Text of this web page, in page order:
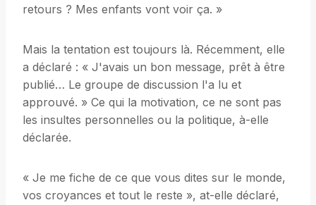
retours ? Mes enfants vont voir ça. »
Mais la tentation est toujours là. Récemment, elle
a déclaré : « J'avais un bon message, prêt à être
publié… Le groupe de discussion l'a lu et
approuvé. » Ce qui la motivation, ce ne sont pas
les insultes personnelles ou la politique, à-elle
déclarée.
« Je me fiche de ce que vous dites sur le monde,
vos croyances et tout le reste », at-elle déclaré,